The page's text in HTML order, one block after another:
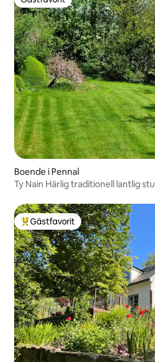
Gästfavorit
Boende i Pennal
Ty Nain Härlig traditionell lantlig
Populär gästfavorit
Gästfavorit